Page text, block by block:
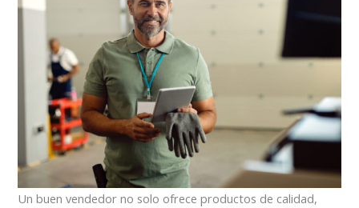
Un buen vendedor no solo ofrece productos de calidad,